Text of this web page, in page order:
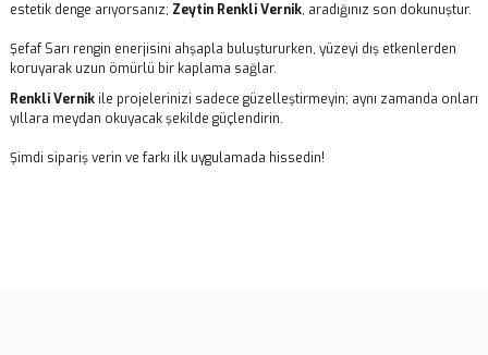
estetik denge arıyorsanız; Zeytin Renkli Vernik, aradığınız son dokunuştur.
Şefaf Sarı rengin enerjisini ahşapla buluştururken, yüzeyi dış etkenlerden
koruyarak uzun ömürlü bir kaplama sağlar.
Renkli Vernik ile projelerinizi sadece güzelleştirmeyin; aynı zamanda onları
yıllara meydan okuyacak şekilde güçlendirin.
Şimdi sipariş verin ve farkı ilk uygulamada hissedin!